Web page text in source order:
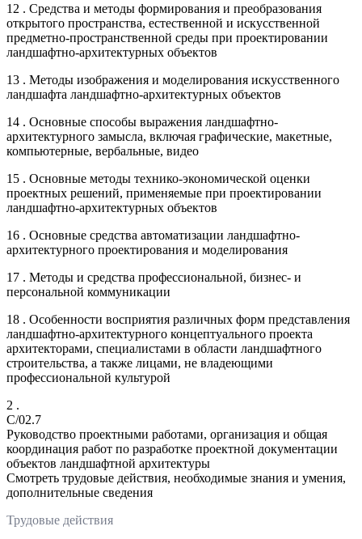
12 . Средства и методы формирования и преобразования
открытого пространства, естественной и искусственной
предметно-пространственной среды при проектировании
ландшафтно-архитектурных объектов
13 . Методы изображения и моделирования искусственного
ландшафта ландшафтно-архитектурных объектов
14 . Основные способы выражения ландшафтно-
архитектурного замысла, включая графические, макетные,
компьютерные, вербальные, видео
15 . Основные методы технико-экономической оценки
проектных решений, применяемые при проектировании
ландшафтно-архитектурных объектов
16 . Основные средства автоматизации ландшафтно-
архитектурного проектирования и моделирования
17 . Методы и средства профессиональной, бизнес- и
персональной коммуникации
18 . Особенности восприятия различных форм представления
ландшафтно-архитектурного концептуального проекта
архитекторами, специалистами в области ландшафтного
строительства, а также лицами, не владеющими
профессиональной культурой
2 .
C/02.7
Руководство проектными работами, организация и общая
координация работ по разработке проектной документации
объектов ландшафтной архитектуры
Смотреть трудовые действия, необходимые знания и умения,
дополнительные сведения
Трудовые действия